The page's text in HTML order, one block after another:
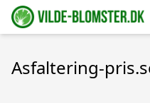
Asfaltering-